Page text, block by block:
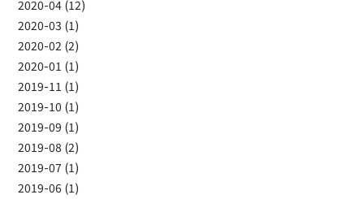
2020-04 (12)
2020-03 (1)
2020-02 (2)
2020-01 (1)
2019-11 (1)
2019-10 (1)
2019-09 (1)
2019-08 (2)
2019-07 (1)
2019-06 (1)